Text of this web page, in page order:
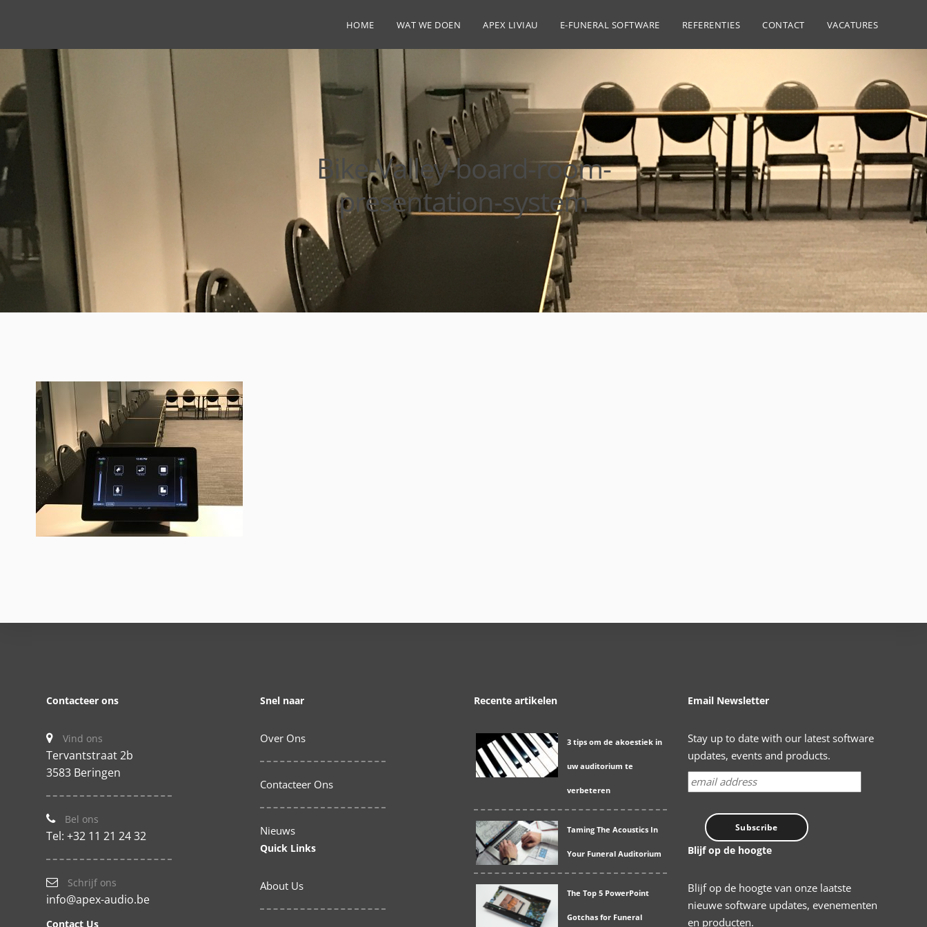
HOME WAT WE DOEN APEX LIVIAU E-FUNERAL SOFTWARE REFERENTIES CONTACT VACATURES
Bike-Valley-board-room-
presentation-system
Contacteer ons
Vind ons
Tervantstraat 2b
3583 Beringen
Bel ons
Tel: +32 11 21 24 32
Schrijf ons
info@apex-audio.be
Contact Us
Snel naar
Over Ons
Contacteer Ons
Nieuws
Quick Links
About Us
Recente artikelen
3 tips om de akoestiek in
uw auditorium te
verbeteren
Taming The Acoustics In
Your Funeral Auditorium
The Top 5 PowerPoint
Gotchas for Funeral
Email Newsletter
Stay up to date with our latest software
updates, events and products.
Blijf op de hoogte
Blijf op de hoogte van onze laatste
nieuwe software updates, evenementen
en producten.